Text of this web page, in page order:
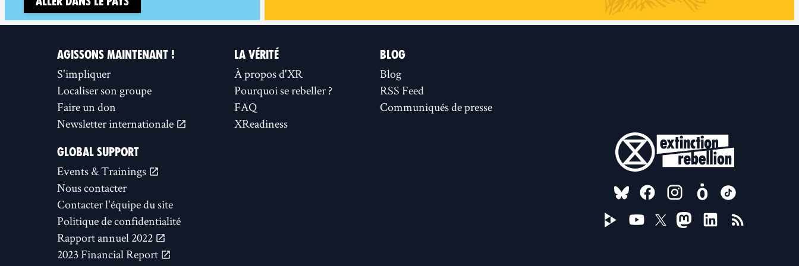
AGISSONS MAINTENANT !
S'impliquer
Localiser son groupe
Faire un don
Newsletter internationale
LA VÉRITÉ
À propos d'XR
Pourquoi se rebeller ?
FAQ
XReadiness
BLOG
Blog
RSS Feed
Communiqués de presse
GLOBAL SUPPORT
Events & Trainings
Nous contacter
Contacter l'équipe du site
Politique de confidentialité
Rapport annuel 2022
2023 Financial Report
FOLLOW US ON